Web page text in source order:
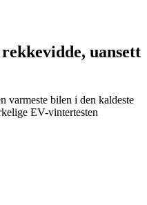
uansett
varmeste bilen i den kaldeste
EV-vintertesten